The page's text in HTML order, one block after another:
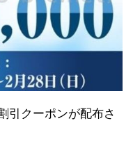
引クーポンが配布さ